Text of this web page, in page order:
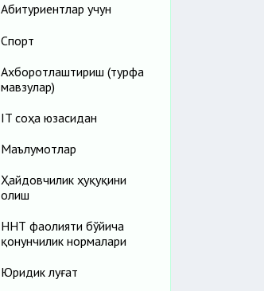
Абитуриентлар учун
Спорт
Ахборотлаштириш (турфа
мавзулар)
IT соҳа юзасидан
Маълумотлар
Ҳайдовчилик ҳуқуқини
олиш
ННТ фаолияти бўйича
қонунчилик нормалари
Юридик луғат